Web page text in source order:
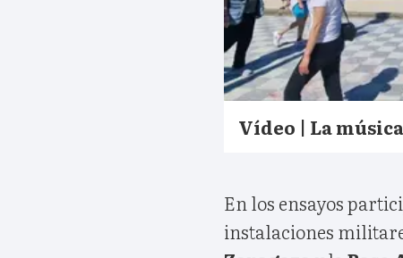
Vídeo | La
En los ensayos
instalaciones